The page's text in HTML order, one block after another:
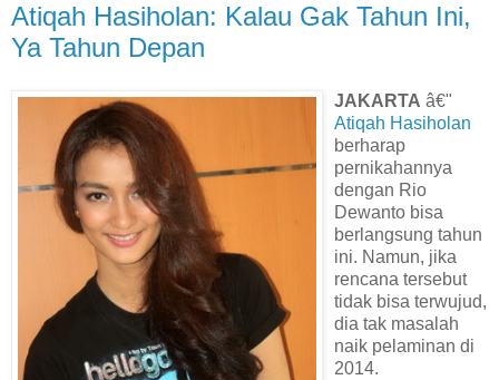
Atiqah Hasiholan: Kalau Gak Tahun Ini,
Ya Tahun Depan
JAKARTA â€"
Atiqah Hasiholan
berharap
pernikahannya
dengan Rio
Dewanto bisa
berlangsung tahun
ini. Namun, jika
rencana tersebut
tidak bisa terwujud,
dia tak masalah
naik pelaminan di
2014.